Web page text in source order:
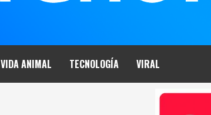
VIDA ANIMAL TECNOLOGÍA VIRAL